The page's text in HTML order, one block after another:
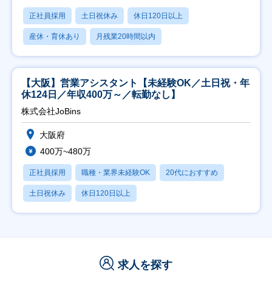
正社員採用 土日祝休み 休日120日以上
産休・育休あり 月残業20時間以内
【大阪】営業アシスタント【未経験OK／土日祝・年
休124日／年収400万～／転勤なし】
株式会社JoBins
大阪府
400万~480万
正社員採用 職種・業界未経験OK 20代におすすめ
土日祝休み 休日120日以上
求人を探す